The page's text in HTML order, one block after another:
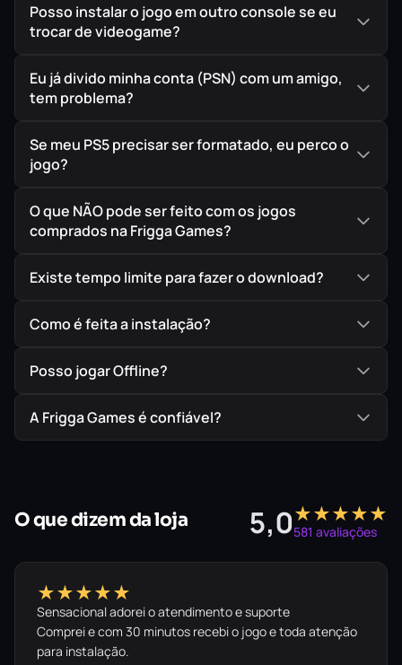
🎵 Playlists Temáticas
universos mais empolgantes da cultura
automotiva, incluindo
🏎️ Garagem Lendária
e complete a sua coleção com as máquinas e
O que a sua compra inclui:
Versão PS5)
Posso instalar o jogo em outro console se eu
trocar de videogame?
Eu já divido minha conta (PSN) com um amigo,
tem problema?
Se meu PS5 precisar ser formatado, eu perco o
jogo?
O que NÃO pode ser feito com os jogos
comprados na Frigga Games?
Existe tempo limite para fazer o download?
Como é feita a instalação?
Posso jogar Offline?
A Frigga Games é confiável?
O que dizem da loja 5,0★★★★★
581 avaliações
★★★★★
Sensacional adorei o atendimento e suporte
Comprei e com 30 minutos recebi o jogo e toda atenção
para instalação.